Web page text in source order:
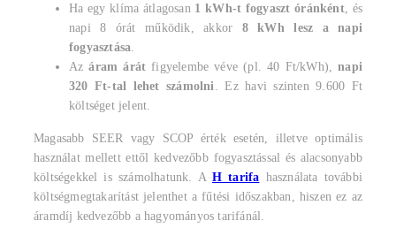
Ha egy klíma átlagosan 1 kWh-t fogyaszt óránként, és
napi 8 órát működik, akkor 8 kWh lesz a napi
fogyasztása
Azáram árát figyelembe véve (pl. 40 Ft/kWh),napi
320 Ft-tal lehet számolni
. Ez havi szinten 9.600 Ft
költséget jelent.
Magasabb SEER vagy SCOP érték esetén, illetve optimális
használat mellett ettől kedvezőbb fogyasztással és alacsonyabb
költségekkel is számolhatunk. A H tarifa használata további
költségmegtakarítást jelenthet a fűtési időszakban, hiszen ez az
áramdíj kedvezőbb a hagyományos tarifánál.